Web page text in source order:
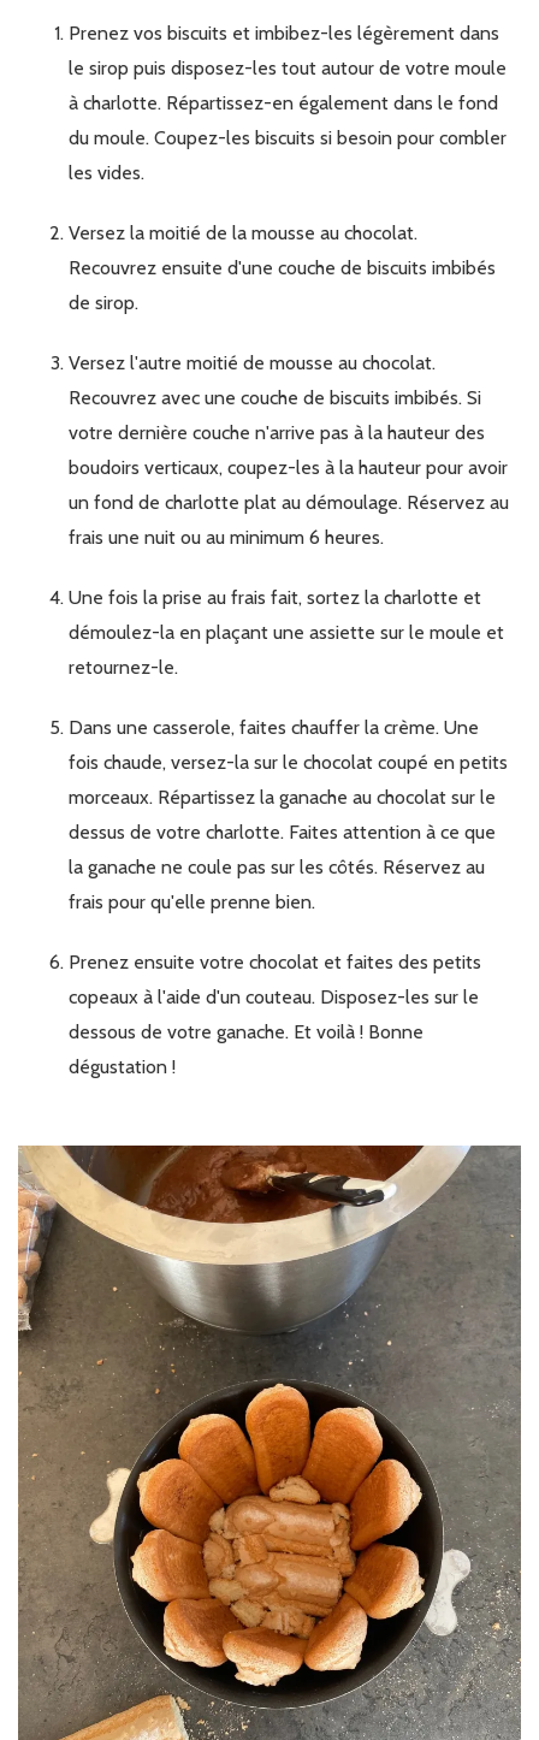
Prenez vos biscuits et imbibez-les légèrement dans
le sirop puis disposez-les tout autour de votre moule
à charlotte. Répartissez-en également dans le fond
du moule. Coupez-les biscuits si besoin pour combler
les vides.
Versez la moitié de la mousse au chocolat.
Recouvrez ensuite d'une couche de biscuits imbibés
de sirop.
Versez l'autre moitié de mousse au chocolat.
Recouvrez avec une couche de biscuits imbibés. Si
votre dernière couche n'arrive pas à la hauteur des
boudoirs verticaux, coupez-les à la hauteur pour avoir
un fond de charlotte plat au démoulage. Réservez au
frais une nuit ou au minimum 6 heures.
Une fois la prise au frais fait, sortez la charlotte et
démoulez-la en plaçant une assiette sur le moule et
retournez-le.
Dans une casserole, faites chauffer la crème. Une
fois chaude, versez-la sur le chocolat coupé en petits
morceaux. Répartissez la ganache au chocolat sur le
dessus de votre charlotte. Faites attention à ce que
la ganache ne coule pas sur les côtés. Réservez au
frais pour qu'elle prenne bien.
Prenez ensuite votre chocolat et faites des petits
copeaux à l'aide d'un couteau. Disposez-les sur le
dessous de votre ganache. Et voilà ! Bonne
dégustation !